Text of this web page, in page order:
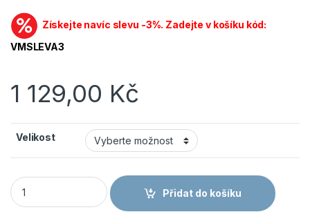
Získejte navíc slevu -3%. Zadejte v košíku kód:
VMSLEVA3
1 129,00 Kč
Velikost
VM Footwear obuv TOKIO 2125-S1 ESD polobotka množství
Přidat do košíku